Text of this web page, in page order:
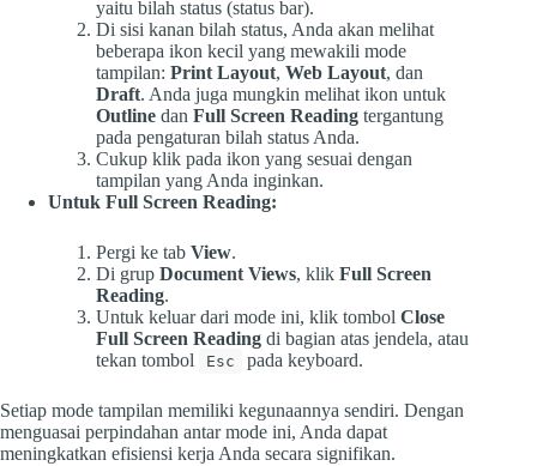
yaitu bilah status (status bar).
Di sisi kanan bilah status, Anda akan melihat
beberapa ikon kecil yang mewakili mode
tampilan: Print Layout, Web Layout, dan
Draft. Anda juga mungkin melihat ikon untuk
Outline dan Full Screen Reading tergantung
pada pengaturan bilah status Anda.
Cukup klik pada ikon yang sesuai dengan
tampilan yang Anda inginkan.
Untuk Full Screen Reading:
Pergi ke tab View.
Di grup Document Views, klik Full Screen
Reading.
Untuk keluar dari mode ini, klik tombol Close
Full Screen Reading di bagian atas jendela, atau
tekan tombol
Esc pada keyboard.
Setiap mode tampilan memiliki kegunaannya sendiri. Dengan
menguasai perpindahan antar mode ini, Anda dapat
meningkatkan efisiensi kerja Anda secara signifikan.